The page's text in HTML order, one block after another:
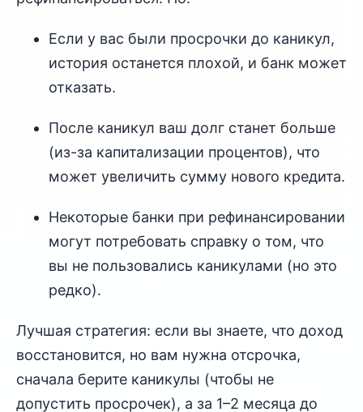
Если у вас были просрочки до каникул,
история останется плохой, и банк может
отказать.
После каникул ваш долг станет больше
(из-за капитализации процентов), что
может увеличить сумму нового кредита.
Некоторые банки при рефинансировании
могут потребовать справку о том, что
вы не пользовались каникулами (но это
редко).
Лучшая стратегия: если вы знаете, что доход
восстановится, но вам нужна отсрочка,
сначала берите каникулы (чтобы не
допустить просрочек), а за 1–2 месяца до